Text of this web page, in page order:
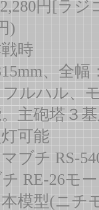
円[ラ
)
時
、全幅
ルハル、
主砲塔３
可能
ブチ RS-
RE-26モ
模型(ニチ